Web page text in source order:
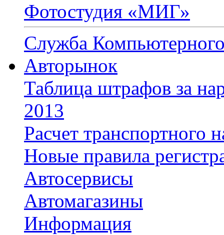
Фотостудия «МИГ»
Служба
Авторынок
Таблица штрафов за
2013
Расчет транспортного
Новые правила
Автосервисы
Автомагазины
Информация